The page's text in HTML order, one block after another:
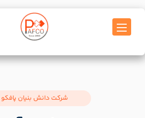
شرکت دانش بنیان پافکو